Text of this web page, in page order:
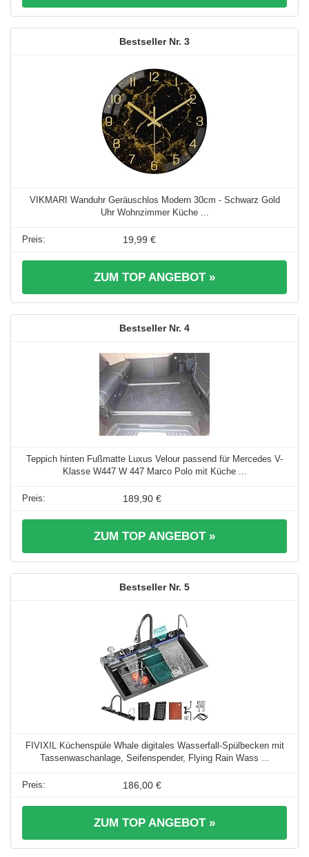
3
VIKMARI Wanduhr Geräuschlos Modern 30cm - Schwarz Gold
Uhr Wohnzimmer Küche ...
19,99 €
ZUM TOP ANGEBOT »
4
Teppich hinten Fußmatte Luxus Velour passend für Mercedes V-
Klasse W447 W 447 Marco Polo mit Küche ...
189,90 €
ZUM TOP ANGEBOT »
5
FIVIXIL Küchenspüle Whale digitales Wasserfall-Spülbecken mit
Tassenwaschanlage, Seifenspender, Flying Rain Wass ...
186,00 €
ZUM TOP ANGEBOT »